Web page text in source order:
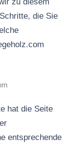
die Sie
hat die Seite
entsprechende